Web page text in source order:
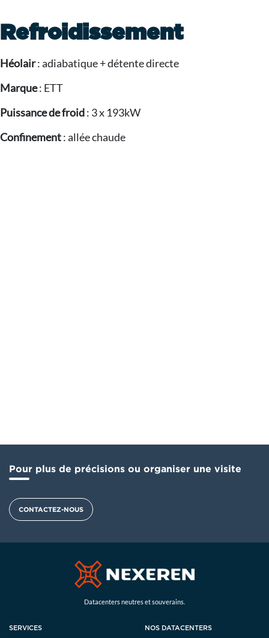
Refroidissement
Héolair: adiabatique + détente directe
Marque: ETT
Puissance de froid: 3 x 193kW
Confinement: allée chaude
Pour plus de précisions ou organiser une visite
CONTACTEZ-NOUS
Datacenters neutres et souverains.
SERVICES NOS DATACENTERS